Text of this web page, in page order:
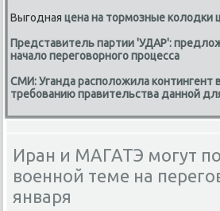
Выгоднаяцена на тормозные колодки
Представитель партии 'УДАР':
начало переговорного процесса
СМИ: Уганда расположила
требованию правительства данной
Иран и МАГАТЭ могут
военной теме на
января